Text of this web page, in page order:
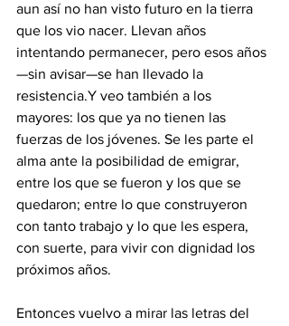
aun así no han visto futuro en la tierra
que los vio nacer. Llevan años
intentando permanecer, pero esos años
—sin avisar—se han llevado la
resistencia.Y veo también a los
mayores: los que ya no tienen las
fuerzas de los jóvenes. Se les parte el
alma ante la posibilidad de emigrar,
entre los que se fueron y los que se
quedaron; entre lo que construyeron
con tanto trabajo y lo que les espera,
con suerte, para vivir con dignidad los
próximos años.
Entonces vuelvo a mirar las letras del